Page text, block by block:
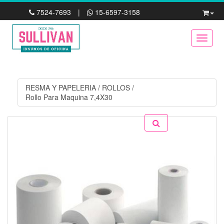
7524-7693 | 15-6597-3158
RESMA Y PAPELERIA / ROLLOS /
Rollo Para Maquina 7,4X30